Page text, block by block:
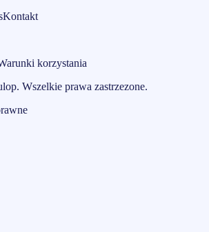
Kontakt
korzystania
. Wszelkie prawa zastrzezone.